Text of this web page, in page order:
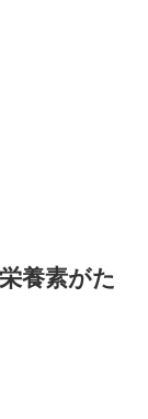
養素がた